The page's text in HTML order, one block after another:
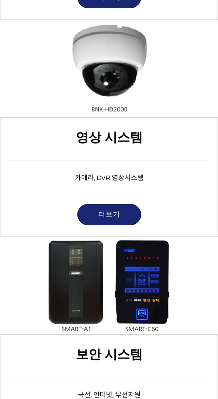
영상 시스템
카메라, DVR 영상시스템
더보기
보안 시스템
국선, 인터넷, 무선지원